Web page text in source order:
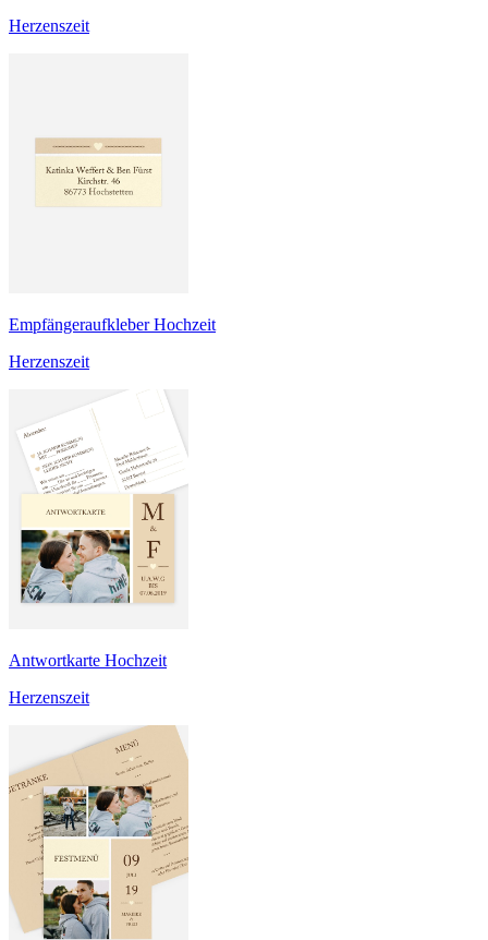
Herzenszeit
Empfängeraufkleber Hochzeit
Herzenszeit
Antwortkarte Hochzeit
Herzenszeit